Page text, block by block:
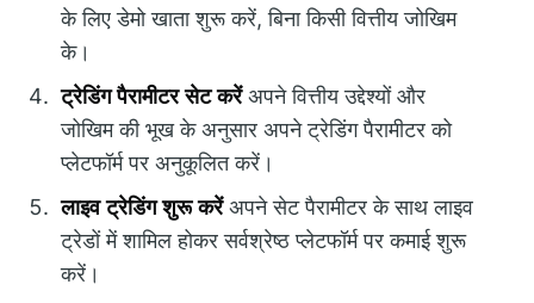
के लिए डेमो खाता शुरू करें, बिना किसी वित्तीय जोखिम
के।
ट्रेडिंग पैरामीटर सेट करेंअपने वित्तीय उद्देश्यों और
जोखिम की भूख के अनुसार अपने ट्रेडिंग पैरामीटर को
प्लेटफॉर्म पर अनुकूलित करें।
लाइव ट्रेडिंग शुरू करेंअपने सेट पैरामीटर के साथ लाइव
ट्रेडों में शामिल होकर सर्वश्रेष्ठ प्लेटफॉर्म पर कमाई शुरू
करें।